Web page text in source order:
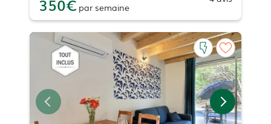
350 par semaine